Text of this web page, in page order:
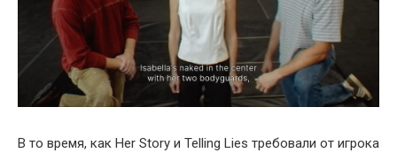
В то время, как Her Story и Telling Lies требовали от игрока